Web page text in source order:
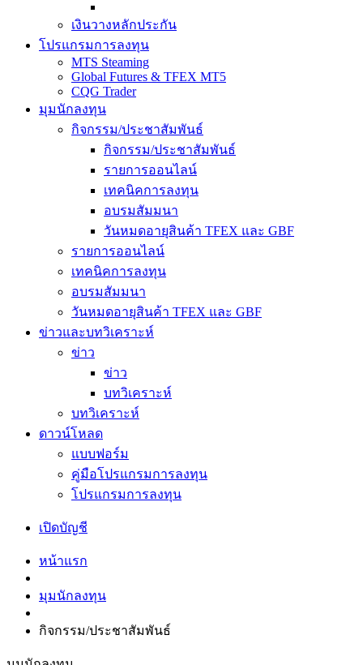
เงินวางหลักประกัน
โปรแกรมการลงทุน
MTS Steaming
Global Futures & TFEX MT5
CQG Trader
มุมนักลงทุน
กิจกรรม/ประชาสัมพันธ์
กิจกรรม/ประชาสัมพันธ์
รายการออนไลน์
เทคนิคการลงทุน
อบรมสัมมนา
วันหมดอายุสินค้า TFEX และ GBF
รายการออนไลน์
เทคนิคการลงทุน
อบรมสัมมนา
วันหมดอายุสินค้า TFEX และ GBF
ข่าวและบทวิเคราะห์
ข่าว
ข่าว
บทวิเคราะห์
บทวิเคราะห์
ดาวน์โหลด
แบบฟอร์ม
คู่มือโปรแกรมการลงทุน
โปรแกรมการลงทุน
เปิดบัญชี
หน้าแรก
มุมนักลงทุน
กิจกรรม/ประชาสัมพันธ์